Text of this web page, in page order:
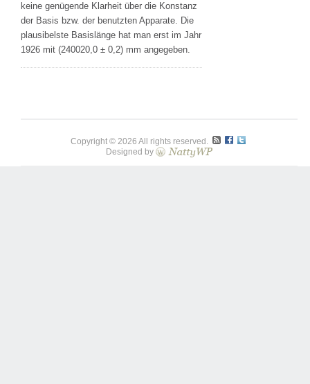
keine genügende Klarheit über die Konstanz
der Basis bzw. der benutzten Apparate. Die
plausibelste Basislänge hat man erst im Jahr
1926 mit (240020,0 ± 0,2) mm angegeben.
Copyright © 2026 All rights reserved.
Designed by